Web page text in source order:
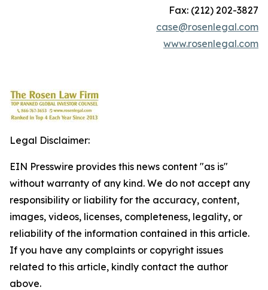
Fax: (212) 202-3827
case@rosenlegal.com
www.rosenlegal.com
Legal Disclaimer:
EIN Presswire provides this news content "as is"
without warranty of any kind. We do not accept any
responsibility or liability for the accuracy, content,
images, videos, licenses, completeness, legality, or
reliability of the information contained in this article.
If you have any complaints or copyright issues
related to this article, kindly contact the author
above.